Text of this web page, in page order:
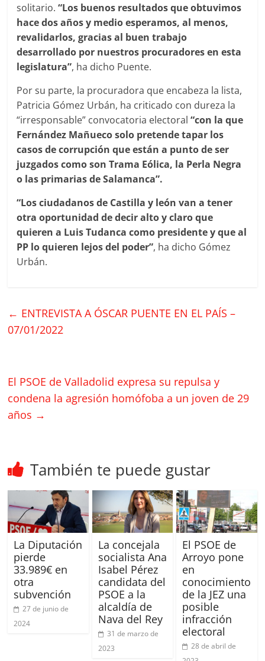
solitario.“Los buenos resultados que obtuvimos
hace dos años y medio esperamos, al menos,
revalidarlos, gracias al buen trabajo
desarrollado por nuestros procuradores en esta
legislatura”, ha dicho Puente.
Por su parte, la procuradora que encabeza la lista,
Patricia Gómez Urbán, ha criticado con dureza la
“irresponsable” convocatoria electoral“con la que
Fernández Mañueco solo pretende tapar los
casos de corrupción que están a punto de ser
juzgados como son Trama Eólica, la Perla Negra
o las primarias de Salamanca”.
“Los ciudadanos de Castilla y león van a tener
otra oportunidad de decir alto y claro que
quieren a Luis Tudanca como presidente y que al
PP lo quieren lejos del poder”, ha dicho Gómez
Urbán.
← ENTREVISTA A ÓSCAR PUENTE EN EL PAÍS –
07/01/2022
El PSOE de Valladolid expresa su repulsa y
condena la agresión homófoba a un joven de 29
años →
También te puede gustar
La Diputación
pierde
33.989€ en
otra
subvención
27 de junio de
2024
La concejala
socialista Ana
Isabel Pérez
candidata del
PSOE a la
alcaldía de
Nava del Rey
31 de marzo de
2023
El PSOE de
Arroyo pone
en
conocimiento
de la JEZ una
posible
infracción
electoral
28 de abril de